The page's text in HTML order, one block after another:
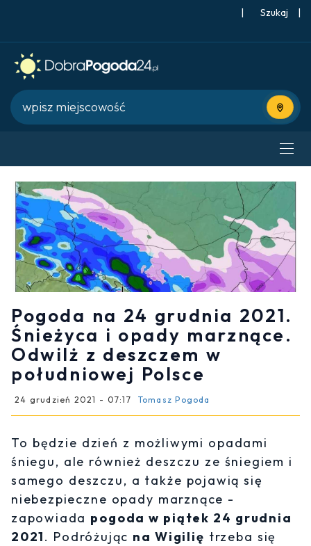
| |
Użyj
Pogoda na 24 grudnia 2021.
Śnieżyca i opady marznące.
Odwilż z deszczem w
południowej Polsce
24 grudzień 2021 - 07:17 Tomasz Pogoda
To będzie dzień z możliwymi opadami
śniegu, ale również deszczu ze śniegiem i
samego deszczu, a także pojawią się
niebezpieczne opady marznące -
zapowiada pogoda w piątek 24 grudnia
2021. Podróżując na Wigilię trzeba się